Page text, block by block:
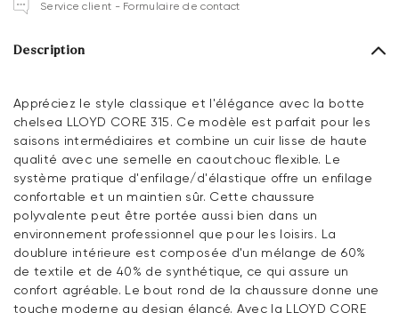
Service client - Formulaire de contact
Description
Appréciez le style classique et l'élégance avec la botte
chelsea LLOYD CORE 315. Ce modèle est parfait pour les
saisons intermédiaires et combine un cuir lisse de haute
qualité avec une semelle en caoutchouc flexible. Le
système pratique d'enfilage/d'élastique offre un enfilage
confortable et un maintien sûr. Cette chaussure
polyvalente peut être portée aussi bien dans un
environnement professionnel que pour les loisirs. La
doublure intérieure est composée d'un mélange de 60%
de textile et de 40% de synthétique, ce qui assure un
confort agréable. Le bout rond de la chaussure donne une
touche moderne au design élancé. Avec la LLOYD CORE